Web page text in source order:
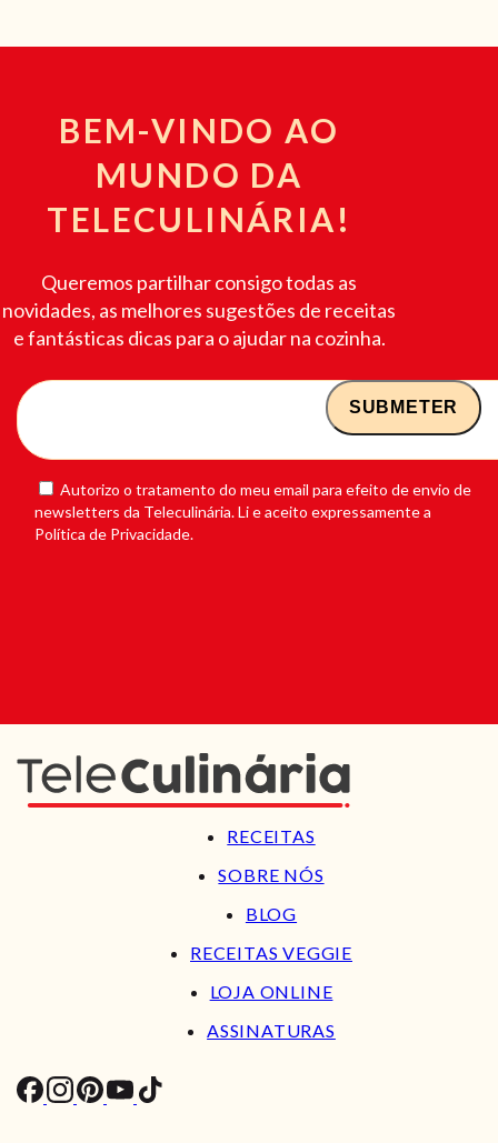
BEM-VINDO AO
MUNDO DA
TELECULINÁRIA!
Queremos partilhar consigo todas as
novidades, as melhores sugestões de receitas
e fantásticas dicas para o ajudar na cozinha.
Autorizo o tratamento do meu email para efeito de envio de
newsletters da Teleculinária. Li e aceito expressamente a
Política de Privacidade.
RECEITAS
SOBRE NÓS
BLOG
RECEITAS VEGGIE
LOJA ONLINE
ASSINATURAS